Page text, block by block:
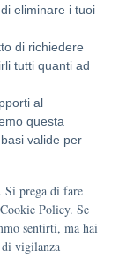
eliminare i tuoi
di richiedere
tutti quanti ad
al
questa
valide per
Si prega di fare
Policy. Se
sentirti, ma hai
vigilanza